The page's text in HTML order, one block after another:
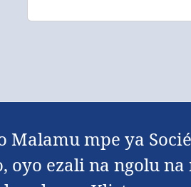
Malamu mpe ya
oyo ezali na ngolu